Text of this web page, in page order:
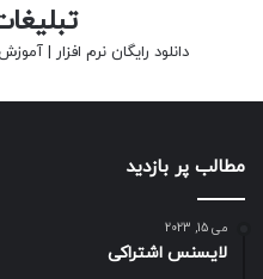
دانلود رایگان نرم افزار |
مطالب پر بازدید
می 15, 2023
لایسنس اشتراکی